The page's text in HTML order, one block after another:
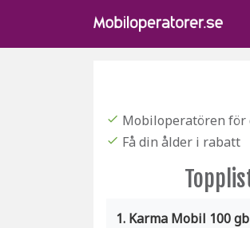
check Mobiloperatören för
check Få din ålder i rabatt
1. Karma Mobil 100 gb